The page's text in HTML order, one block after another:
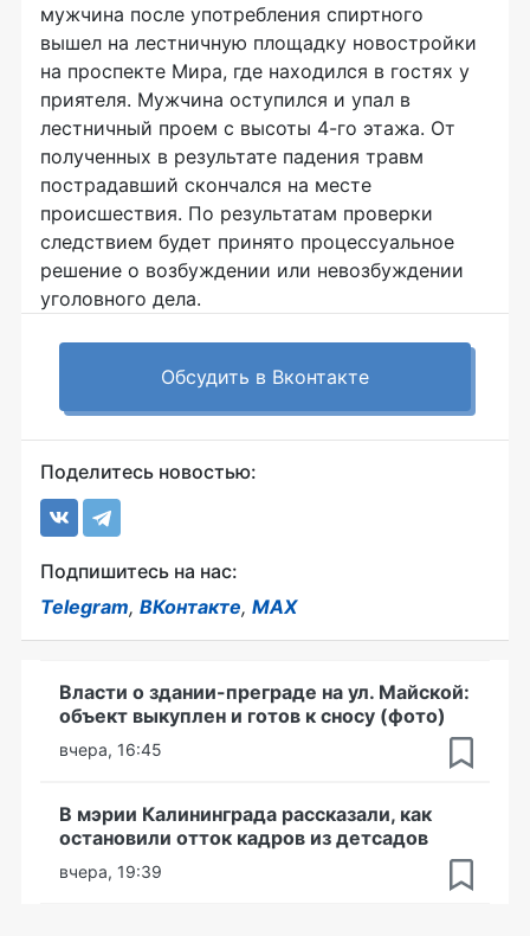
мужчина после употребления спиртного
вышел на лестничную площадку новостройки
на проспекте Мира, где находился в гостях у
приятеля. Мужчина оступился и упал в
лестничный проем с высоты 4-го этажа. От
полученных в результате падения травм
пострадавший скончался на месте
происшествия. По результатам проверки
следствием будет принято процессуальное
решение о возбуждении или невозбуждении
уголовного дела.
Обсудить в Вконтакте
Поделитесь новостью:
Подпишитесь на нас:
Telegram, ВКонтакте, MAX
Власти о здании-преграде на ул. Майской:
объект выкуплен и готов к сносу (фото)
вчера, 16:45
В мэрии Калининграда рассказали, как
остановили отток кадров из детсадов
вчера, 19:39